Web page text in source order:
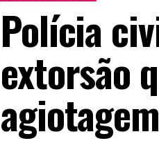
Polícia
extorsão